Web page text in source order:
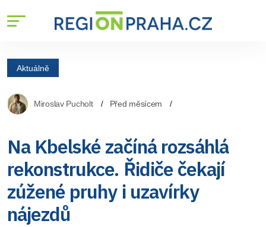
Aktuálně
Miroslav Pucholt Před měsícem
Na Kbelské začíná rozsáhlá
rekonstrukce. Řidiče čekají
zúžené pruhy i uzavírky
nájezdů